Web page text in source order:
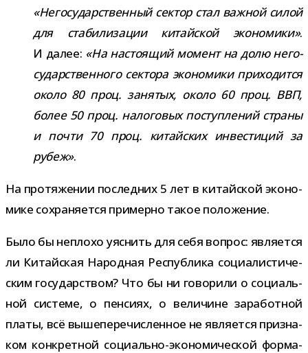
«Негосударственный сек­тор стал важ­ной силой
для ста­би­ли­за­ции китай­ской эко­но­мики».
И далее: «На насто­я­щий момент на долю него­
су­дар­ствен­ного сек­тора эко­но­мики при­хо­дится
около 80 проц. заня­тых, около 60 проц. ВВП,
более 50 проц. нало­го­вых поступ­ле­ний страны
и почти 70 проц. китай­ских инве­сти­ций за
рубеж».
На про­тя­же­нии послед­них 5 лет в китай­ской эко­но­
мике сохра­ня­ется при­мерно такое положение.
Было бы неплохо уяс­нить для себя вопрос: явля­ется
ли Китайская Народная Республика соци­а­ли­сти­че­
ским госу­дар­ством? Что бы ни гово­рили о соци­аль­
ной системе, о пен­сиях, о вели­чине зара­бот­ной
платы, всё выше­пе­ре­чис­лен­ное не явля­ется при­зна­
ком кон­крет­ной социально-​экономической фор­ма­